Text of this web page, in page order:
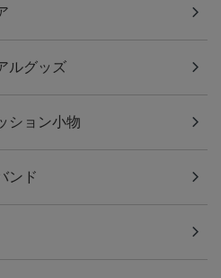
ルグッズ
ション小物
ンド